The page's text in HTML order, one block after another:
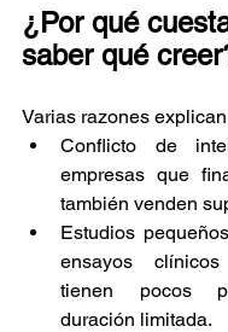
¿Por qué
saber qué
Varias razones
Conflicto de
empresas que
también venden
Estudios
ensayos
tienen pocos
duración limitada.